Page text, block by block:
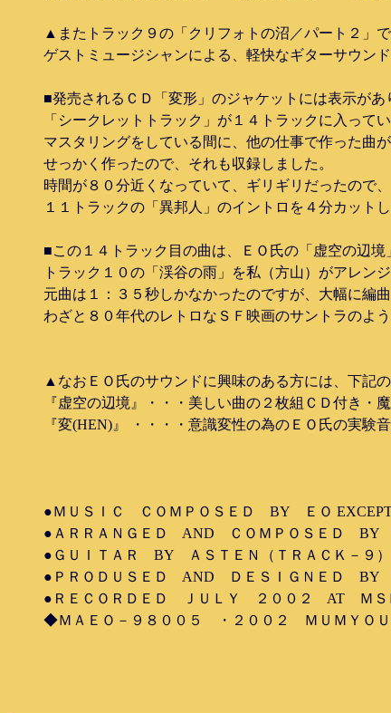
▲またトラック９の「クリフォトの沼／パート２」
ゲストミュージシャンによる、軽快なギターサウン
■発売されるＣＤ「変形」のジャケットには表示があ
「シークレットトラック」が１４トラックに入ってい
マスタリングをしている間に、他の仕事で作った曲が
せっかく作ったので、それも収録しました。
時間が８０分近くなっていて、ギリギリだったので、
１１トラックの「異邦人」のイントロを４分カット
■この１４トラック目の曲は、ＥＯ氏の「虚空の辺境
トラック１０の「渓谷の雨」を私（方山）がアレンジ
元曲は１：３５秒しかなかったのですが、大幅に編
わざと８０年代のレトロなＳＦ映画のサントラのよ
▲なおＥＯ氏のサウンドに興味のある方には、下記
『虚空の辺境』・・・美しい曲の２枚組ＣＤ付き・
『変(HEN)』 ・・・・意識変性の為のＥＯ氏の実験
●ＭＵＳＩＣ ＣＯＭＰＯＳＥＤ BY ＥＯ EXCEPT
●ＡＲＲＡＮＧＥＤ AND ＣＯＭＰＯＳＥＤ BY
●ＧＵＩＴＡＲ BY ＡＳＴＥＮ（ＴＲＡＣＫ－９）
●ＰＲＯＤＵＳＥＤ AND ＤＥＳＩＧＮＥＤ BY
●ＲＥＣＯＲＤＥＤ ＪＵＬＹ ２００２ AT ＭＳ
◆ＭＡＥＯ－９８００５ ・２００２ ＭＵＭＹＯＵ